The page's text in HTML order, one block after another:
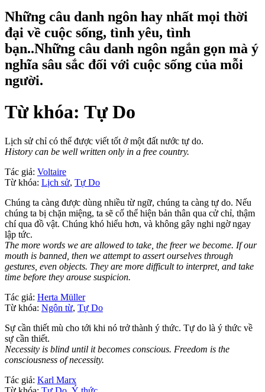
Những câu danh ngôn hay nhất mọi thời
đại về cuộc sống, tình yêu, tình
bạn..Những câu danh ngôn ngắn gọn mà ý
nghĩa sâu sắc đối với cuộc sống của mỗi
người.
Từ khóa: Tự Do
Lịch sử chỉ có thể được viết tốt ở một đất nước tự do.
History can be well written only in a free country.
Tác giả: Voltaire
Từ khóa: Lịch sử, Tự Do
Chúng ta càng được dùng nhiều từ ngữ, chúng ta càng tự do. Nếu
chúng ta bị chặn miệng, ta sẽ cố thể hiện bản thân qua cử chỉ, thậm
chí qua đồ vật. Chúng khó hiểu hơn, và không gây nghi ngờ ngay
lập tức.
The more words we are allowed to take, the freer we become. If our
mouth is banned, then we attempt to assert ourselves through
gestures, even objects. They are more difficult to interpret, and take
time before they arouse suspicion.
Tác giả: Herta Müller
Từ khóa: Ngôn từ, Tự Do
Sự cần thiết mù cho tới khi nó trở thành ý thức. Tự do là ý thức về
sự cần thiết.
Necessity is blind until it becomes conscious. Freedom is the
consciousness of necessity.
Tác giả: Karl Marx